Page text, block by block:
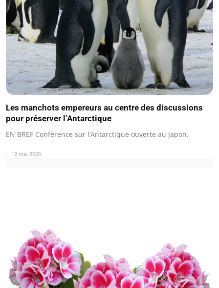
Les manchots empereurs au centre des discussions
pour préserver l’Antarctique
EN BREF Conférence sur l’Antarctique ouverte au Japon.
12 mai 2026